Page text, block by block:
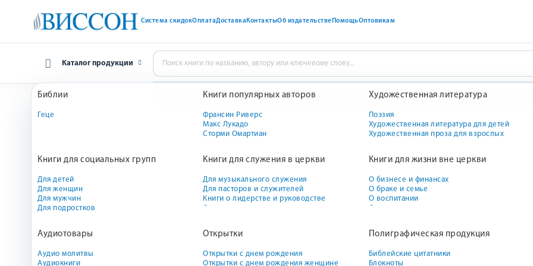
Система скидокОплатаДоставка КонтактыОб издательстве ПомощьОптовикам
Каталог продукции
Библии
Геце
Книги популярных авторов
Франсин Риверс
Макс Лукадо
Сторми Омартиан
Художественная литература
Поэзия
Художественная литература для детей
Художественная проза для взрослых
Книги для социальных групп
Для детей
Для женщин
Для мужчин
Для подростков
Книги для служения в церкви
Для музыкального служения
Для пасторов и служителей
Книги о лидерстве и руководстве
О евангелизации
школ
Книги для жизни вне церкви
О бизнесе и финансах
О браке и семье
О воспитании
О воспитании девочек
О межличностных отношениях
Аудиотовары
Аудио молитвы
Аудиокниги
Открытки
Открытки с днем рождения
Открытки с днем рождения женщине
Полиграфическая продукция
Библейские цитатники
Блокноты
Главная Художественная литература для детей ТАЙНА ОСТРОВА КОСАТОК
ТАЙНА ОСТРОВА КОСАТОК
Ян Джонсон
Юные герои этой книги становятся свидетелями многих
событий, начав «играть в детективов».
В